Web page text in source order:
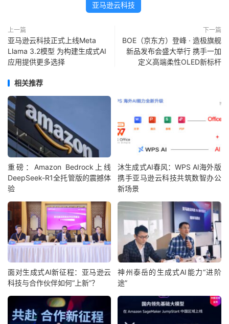
亚马逊云科技
上一篇
亚马逊云科技正式上线Meta
Llama 3.2模型 为构建生成式AI
应用提供更多选择
下一篇
BOE（京东方）登峰 · 造极旗舰
新品发布会盛大举行 携手一加
定义高端柔性OLED新标杆
相关推荐
重磅：Amazon Bedrock上线
DeepSeek-R1全托管版的震撼体
验
沐生成式AI春风：WPS AI海外版
携手亚马逊云科技共筑数智办公
新场景
面对生成式AI新征程：亚马逊云
科技与合作伙伴如何“上新”？
神州泰岳的生成式AI能力“进阶
途”